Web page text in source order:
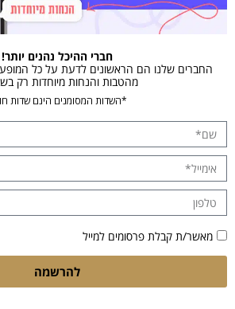
חברי ההיכל נהנים יותר!
החברים שלנו הם הראשונים לדעת על כל
מהטבות והנחות מיוחדות רק
*השדות המסומנים הינם שדות
מאשר/ת קבלת פרסומים למייל
להרשמה